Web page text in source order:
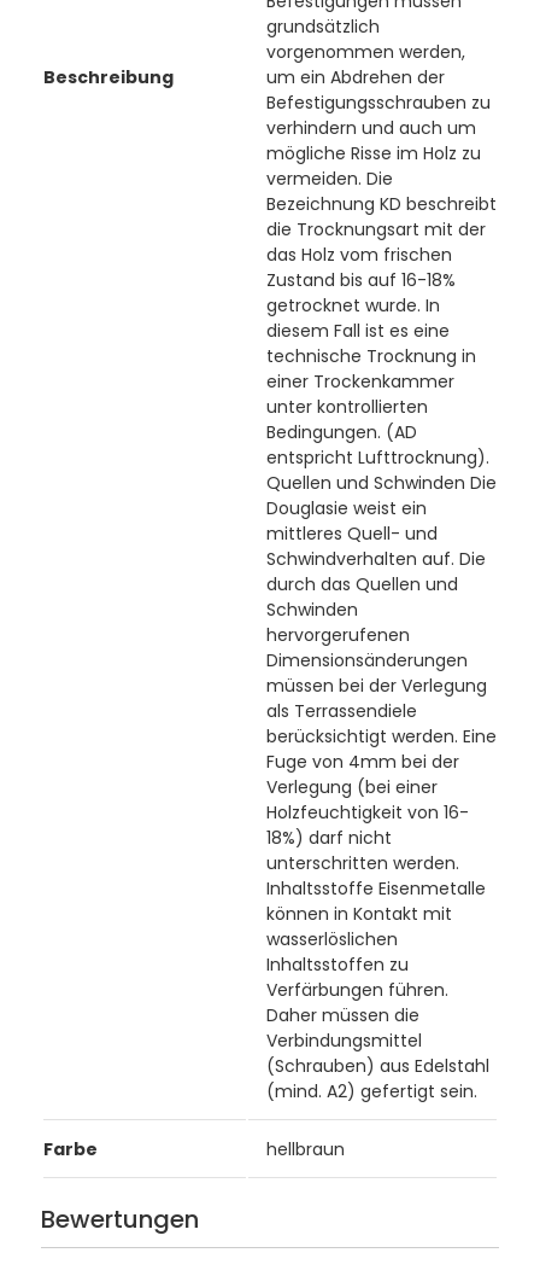
Beschreibung
grundsätzlich
vorgenommen werden,
um ein Abdrehen der
Befestigungsschrauben zu
verhindern und auch um
mögliche Risse im Holz zu
vermeiden. Die
Bezeichnung KD beschreibt
die Trocknungsart mit der
das Holz vom frischen
Zustand bis auf 16-18%
getrocknet wurde. In
diesem Fall ist es eine
technische Trocknung in
einer Trockenkammer
unter kontrollierten
Bedingungen. (AD
entspricht Lufttrocknung).
Quellen und Schwinden Die
Douglasie weist ein
mittleres Quell- und
Schwindverhalten auf. Die
durch das Quellen und
Schwinden
hervorgerufenen
Dimensionsänderungen
müssen bei der Verlegung
als Terrassendiele
berücksichtigt werden. Eine
Fuge von 4mm bei der
Verlegung (bei einer
Holzfeuchtigkeit von 16-
18%) darf nicht
unterschritten werden.
Inhaltsstoffe Eisenmetalle
können in Kontakt mit
wasserlöslichen
Inhaltsstoffen zu
Verfärbungen führen.
Daher müssen die
Verbindungsmittel
(Schrauben) aus Edelstahl
(mind. A2) gefertigt sein.
Farbe hellbraun
Bewertungen